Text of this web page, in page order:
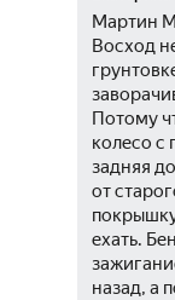
Мартин
Восход
Потому
колесо с
задняя
от
ехать.
назад, а